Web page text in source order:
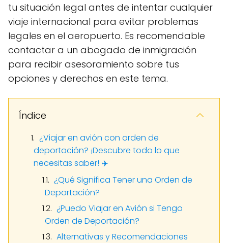
tu situación legal antes de intentar cualquier
viaje internacional para evitar problemas
legales en el aeropuerto. Es recomendable
contactar a un abogado de inmigración
para recibir asesoramiento sobre tus
opciones y derechos en este tema.
Índice
¿Viajar en avión con orden de
deportación? ¡Descubre todo lo que
necesitas saber! ✈️
¿Qué Significa Tener una Orden de
Deportación?
¿Puedo Viajar en Avión si Tengo
Orden de Deportación?
Alternativas y Recomendaciones